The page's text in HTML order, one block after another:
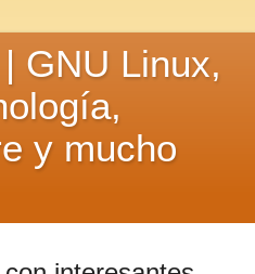
GNU Linux,
y mucho